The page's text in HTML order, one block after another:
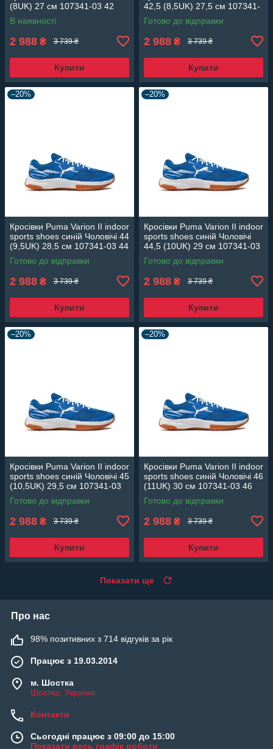
(8UK) 27 см 107341-03 42
В наявності
2 988 ₴ 3 739 ₴
Купити
42,5 (8,5UK) 27,5 см 107341-
03 42,5
Готово до відправки
2 988 ₴ 3 739 ₴
Купити
–20%
Кросівки Puma Varion II indoor
sports shoes синій Чоловічі 44
(9,5UK) 28,5 см 107341-03 44
Готово до відправки
2 988 ₴ 3 739 ₴
Купити
–20%
Кросівки Puma Varion II indoor
sports shoes синій Чоловічі
44,5 (10UK) 29 см 107341-03
44,5
Готово до відправки
2 988 ₴ 3 739 ₴
Купити
–20%
Кросівки Puma Varion II indoor
sports shoes синій Чоловічі 45
(10,5UK) 29,5 см 107341-03
45
Готово до відправки
2 988 ₴ 3 739 ₴
Купити
–20%
Кросівки Puma Varion II indoor
sports shoes синій Чоловічі 46
(11UK) 30 см 107341-03 46
Готово до відправки
2 988 ₴ 3 739 ₴
Купити
Показати ще
Про нас
98% позитивних з 714 відгуків за рік
Працює з 19.03.2014
м. Шостка
Шостка, Україна
Контакти
Сьогодні працює з 09:00 до 15:00
Показати весь графік роботи